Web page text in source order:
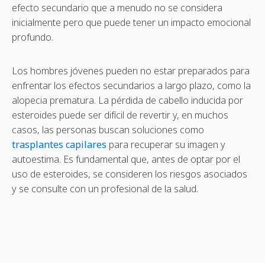
efecto secundario que a menudo no se considera
inicialmente pero que puede tener un impacto emocional
profundo.
Los hombres jóvenes pueden no estar preparados para
enfrentar los efectos secundarios a largo plazo, como la
alopecia prematura. La pérdida de cabello inducida por
esteroides puede ser difícil de revertir y, en muchos
casos, las personas buscan soluciones como
trasplantes capilares para recuperar su imagen y
autoestima. Es fundamental que, antes de optar por el
uso de esteroides, se consideren los riesgos asociados
y se consulte con un profesional de la salud.